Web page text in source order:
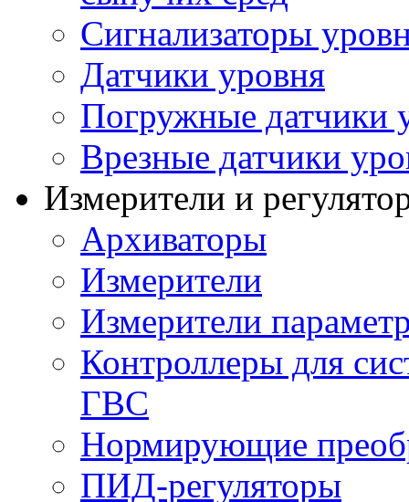
Сигнализаторы
Датчики уровня
Погружные датчики
Врезные датчики
Измерители и
Архиваторы
Измерители
Измерители
Контроллеры для
ГВС
Нормирующие
ПИД-регуляторы